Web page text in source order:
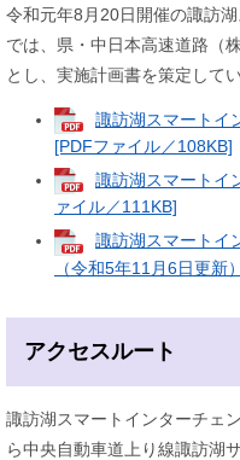
令和元年8月20日開催の諏訪
では、県・中日本高速道路（
とし、実施計画書を策定してい
諏訪湖スマートイ
[PDFファイル／108KB]
諏訪湖スマートイ
ァイル／111KB]
諏訪湖スマートイ
（令和5年11月6日更新
アクセスルート
諏訪湖スマートインターチェ
ら中央自動車道上り線諏訪湖